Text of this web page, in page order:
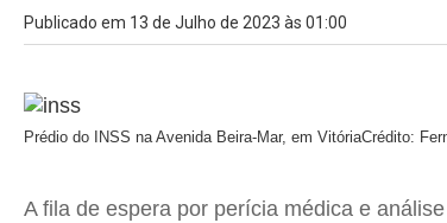
Publicado em 13 de Julho de 2023 às 01:00
Prédio do INSS na Avenida Beira-Mar, em VitóriaCrédito:
A fila de espera por perícia médica e